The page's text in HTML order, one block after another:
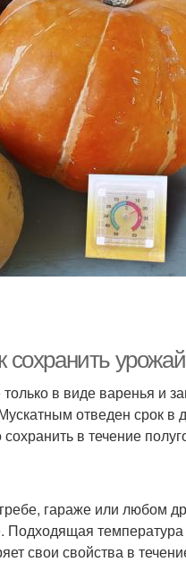
сохранить
в виде варенья и
отведен срок
в течение
гараже или любом
Подходящая
свои свойства в